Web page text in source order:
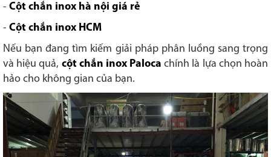
- Cột chắn inox hà nội giá rẻ
- Cột chắn inox HCM
Nếu bạn đang tìm kiếm giải pháp phân luồng sang trọng
và hiệu quả, cột chắn inox Paloca chính là lựa chọn hoàn
hảo cho không gian của bạn.